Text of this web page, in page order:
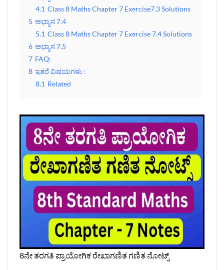
4.1 Class 8 Maths Chapter 7 Exercise7.3 Solutions
5 ಅಭ್ಯಾಸ 7.4
5.1 Class 8 Maths Chapter 7 Exercise 7.4 Solutions
6 ಅಭ್ಯಾಸ 7.5
7 FAQ:
8 ಇತರೆ ವಿಷಯಗಳು :
8.1 Related
8ನೇ ತರಗತಿ ಪ್ರಾಯೋಗಿಕ ರೇಖಾಗಣಿತ ಗಣಿತ ನೋಟ್ಸ್‌